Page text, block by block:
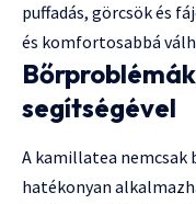
puffadás, görcsök és
és komfortosabbá
segítségével
A kamillatea nemcsak
hatékonyan